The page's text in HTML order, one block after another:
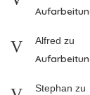
Alfred zu
Stephan zu